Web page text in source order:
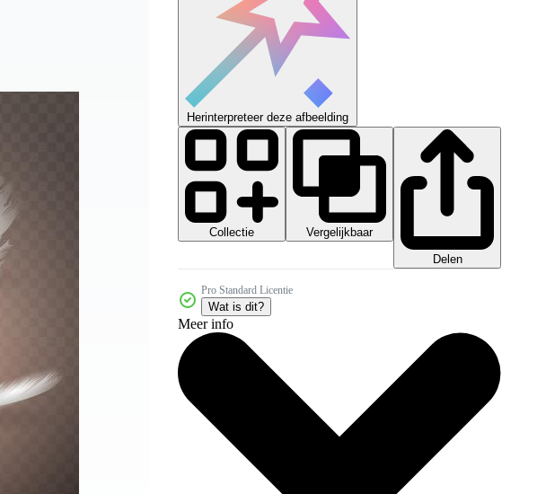
Herinterpreteer deze afbeelding
Collectie
Vergelijkbaar
Delen
Pro Standard Licentie
Wat is dit?
Meer info